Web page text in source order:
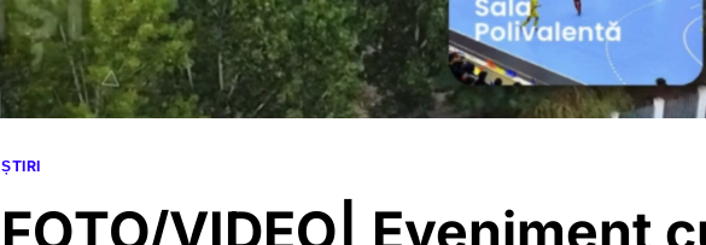
ȘTIRI